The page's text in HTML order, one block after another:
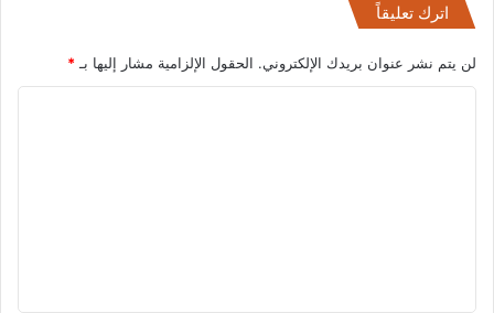
اترك تعليقاً
لن يتم نشر عنوان بريدك الإلكتروني. الحقول الإلزامية مشار إليها بـ *